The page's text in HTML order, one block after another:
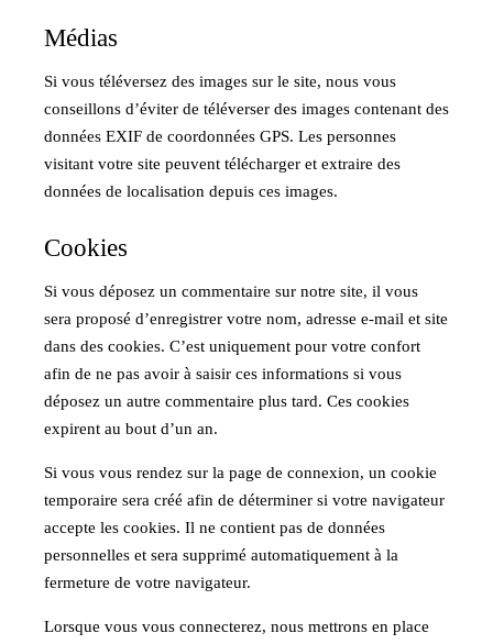
Médias
Si vous téléversez des images sur le site, nous vous
conseillons d’éviter de téléverser des images contenant des
données EXIF de coordonnées GPS. Les personnes
visitant votre site peuvent télécharger et extraire des
données de localisation depuis ces images.
Cookies
Si vous déposez un commentaire sur notre site, il vous
sera proposé d’enregistrer votre nom, adresse e-mail et site
dans des cookies. C’est uniquement pour votre confort
afin de ne pas avoir à saisir ces informations si vous
déposez un autre commentaire plus tard. Ces cookies
expirent au bout d’un an.
Si vous vous rendez sur la page de connexion, un cookie
temporaire sera créé afin de déterminer si votre navigateur
accepte les cookies. Il ne contient pas de données
personnelles et sera supprimé automatiquement à la
fermeture de votre navigateur.
Lorsque vous vous connecterez, nous mettrons en place